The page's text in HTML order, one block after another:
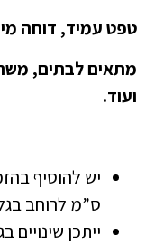
טפט עמיד, דוחה
מתאים לבתים,
ועוד.
ס”מ לרוחב
ייתכן שינויים